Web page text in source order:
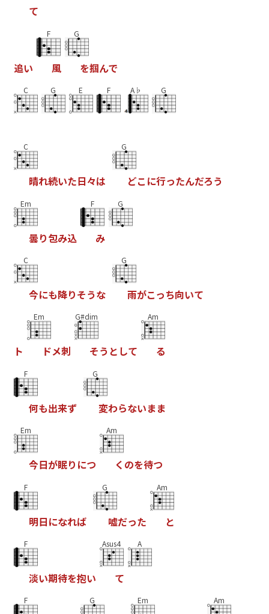
て
追い
F
風
G
を掴んで
C G E F A♭ G
C
晴れ続いた日々は
G
どこ に行ったんだろう
Em
曇り包み込
F
み
G
C
今にも降りそうな
G
雨がこっち向いて
ト
Em
ドメ刺
G#dim
そう と して
Am
る
F
何も出来ず
G
変わらないまま
Em
今日が眠り につ
Am
く のを待つ
F
明日になれば
G
嘘だった
Am
と
F
淡い期待を抱い
Asus4
て
A
F G Em Am